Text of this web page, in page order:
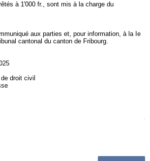
à 1'000 fr., sont mis à la charge du
aux parties et, pour information, à la Ie
cantonal du canton de Fribourg.
droit civil